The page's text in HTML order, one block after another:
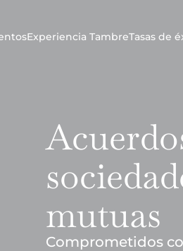
Experiencia TambreTasas de
mutuas
Comprometidos